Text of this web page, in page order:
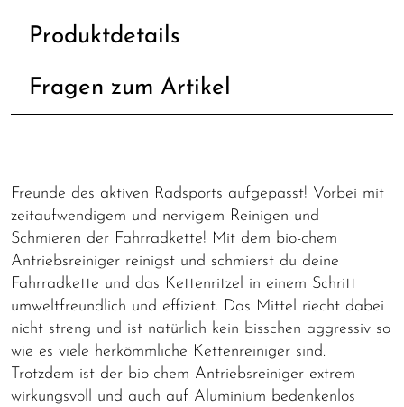
Produktdetails
Fragen zum Artikel
Freunde des aktiven Radsports aufgepasst! Vorbei mit
zeitaufwendigem und nervigem Reinigen und
Schmieren der Fahrradkette! Mit dem bio-chem
Antriebsreiniger reinigst und schmierst du deine
Fahrradkette und das Kettenritzel in einem Schritt
umweltfreundlich und effizient. Das Mittel riecht dabei
nicht streng und ist natürlich kein bisschen aggressiv so
wie es viele herkömmliche Kettenreiniger sind.
Trotzdem ist der bio-chem Antriebsreiniger extrem
wirkungsvoll und auch auf Aluminium bedenkenlos